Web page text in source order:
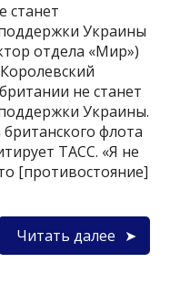
станет
Украины
отдела «Мир»)
не станет
Украины.
флота
ТАСС. «Я не
[противостояние]
Читать далее